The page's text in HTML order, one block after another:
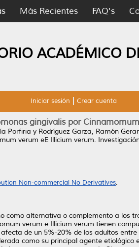
Más Recientes FAQ's
ACADÉMICO
Iniciar sesión Crear cuenta
gingivalis por
Porfiria y Rodríguez Garza, Ramón
verum eE Illicium verum.
Non-commercial No Derivatives.
como alternativa o complemento a los
verum e Illicium verum tienen
de un 5%-20% de los adultos
como su principal agente